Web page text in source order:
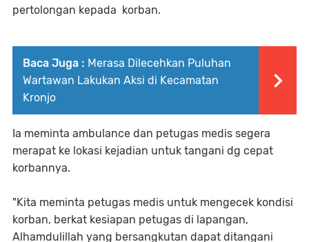
pertolongan kepada korban.
Baca Juga : Merasa Dilecehkan Puluhan
Wartawan Lakukan Aksi di Kecamatan
Kronjo
Ia meminta ambulance dan petugas medis segera
merapat ke lokasi kejadian untuk tangani dg cepat
korbannya.
"Kita meminta petugas medis untuk mengecek kondisi
korban, berkat kesiapan petugas di lapangan,
Alhamdulillah yang bersangkutan dapat ditangani